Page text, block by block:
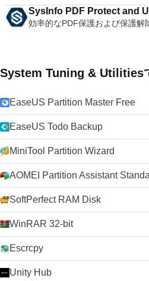
SysInfo PDF Protect and
効率的なPDF保護および保護解
System Tuning & Utilities
EaseUS Partition Master Free
EaseUS Todo Backup
MiniTool Partition Wizard
AOMEI Partition Assistant
SoftPerfect RAM Disk
WinRAR 32-bit
Escrcpy
Unity Hub